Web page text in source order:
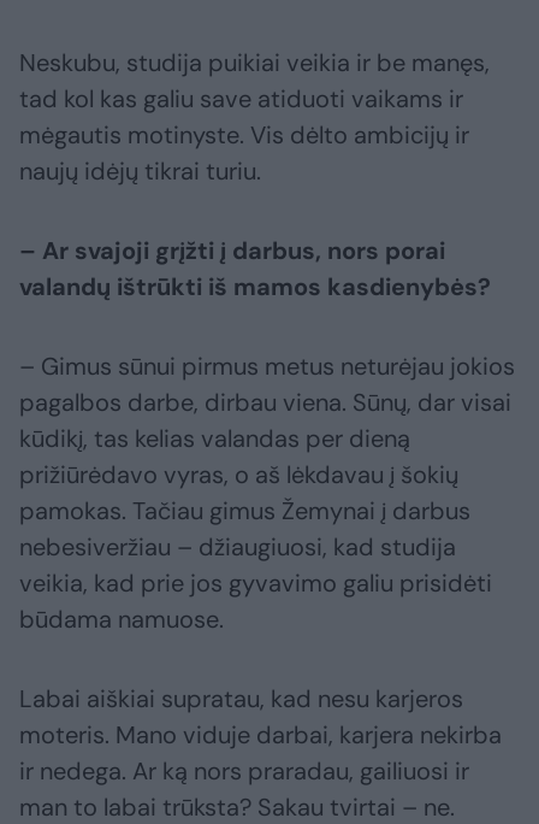
Neskubu, studija puikiai veikia ir be manęs,
tad kol kas galiu save atiduoti vaikams ir
mėgautis motinyste. Vis dėlto ambicijų ir
naujų idėjų tikrai turiu.
– Ar svajoji grįžti į darbus, nors porai
valandų ištrūkti iš mamos kasdienybės?
– Gimus sūnui pirmus metus neturėjau jokios
pagalbos darbe, dirbau viena. Sūnų, dar visai
kūdikį, tas kelias valandas per dieną
prižiūrėdavo vyras, o aš lėkdavau į šokių
pamokas. Tačiau gimus Žemynai į darbus
nebesiveržiau – džiaugiuosi, kad studija
veikia, kad prie jos gyvavimo galiu prisidėti
būdama namuose.
Labai aiškiai supratau, kad nesu karjeros
moteris. Mano viduje darbai, karjera nekirba
ir nedega. Ar ką nors praradau, gailiuosi ir
man to labai trūksta? Sakau tvirtai – ne.